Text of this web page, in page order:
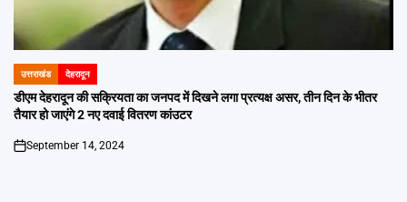
POSTED
IN
उत्तराखंड देहरादून
डीएम देहरादून की सक्रियता का जनपद में दिखने लगा प्रत्यक्ष असर, तीन दिन के भीतर
तैयार हो जाएंगे 2 नए दवाई वितरण कांउटर
on
September 14, 2024